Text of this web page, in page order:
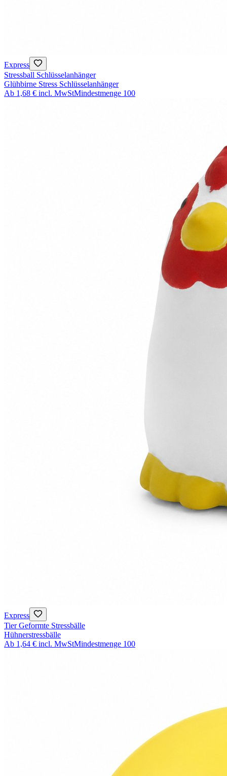
Express
Stressball Schlüsselanhänger
Glühbirne Stress Schlüsselanhänger
Ab 1,68 € incl. MwStMindestmenge 100
Express
Tier Geformte Stressbälle
Hühnerstressbälle
Ab 1,64 € incl. MwStMindestmenge 100